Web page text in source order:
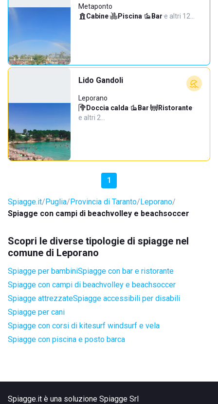
Metaponto
Cabine· Piscina· Bar·e altri 12…
Lido Gandoli
Leporano
Doccia calda· Bar· Ristorante·
e altri 2…
1
Spiagge.it Puglia Provincia di Taranto Leporano
Spiagge con campi di beachvolley e beachsoccer
Scopri le diverse tipologie di spiagge nel
comune di Leporano
Spiagge per bambiniSpiagge con bar e ristorante
Spiagge con campi di beachvolley e beachsoccer
Spiagge attrezzateSpiagge accessibili per disabili
Spiagge per cani
Spiagge con corsi di kitesurf windsurf e vela
Spiagge con piscina e posto barca
Spiagge.it è una soluzione Spiagge Srl